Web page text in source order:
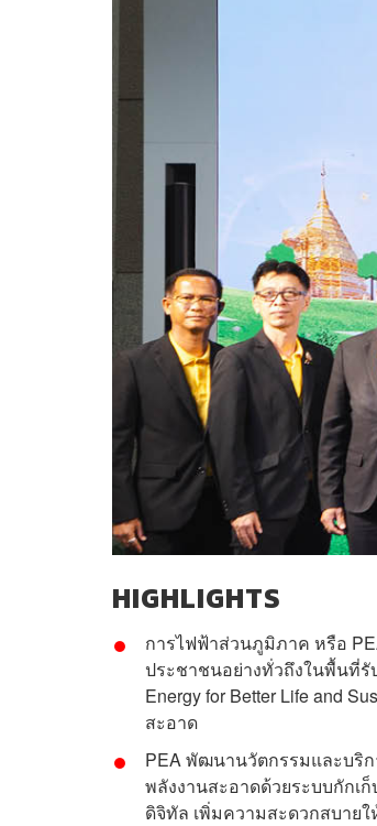
HIGHLIGHTS
การไฟฟ้าส่วนภูมิภาค หรือ
ประชาชนอย่างทั่วถึงในพื้นที่รั
Energy for Better Life and
สะอาด
PEA พัฒนานวัตกรรมและบริก
พลังงานสะอาดด้วยระบบกักเ
ดิจิทัล เพิ่มความสะดวกสบาย